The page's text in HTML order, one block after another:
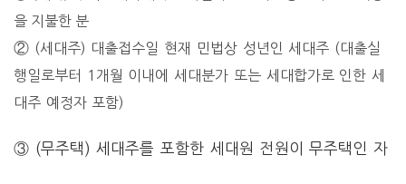
을 지불한 분
② (세대주) 대출접수일 현재 민법상 성년인 세대주 (대출실
행일로부터 1개월 이내에 세대분가 또는 세대합가로 인한 세
대주 예정자 포함)
③ (무주택) 세대주를 포함한 세대원 전원이 무주택인 자